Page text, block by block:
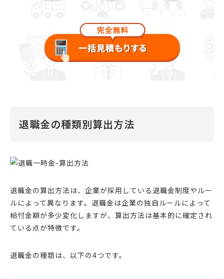
退職金の種類別算出方法
退職金の算出方法は、企業が採用している退職金制度やルー
ルによって異なります。退職金は企業の独自ルールによって
給付金額が多少変化しますが、算出方法は基本的に確定され
ている点が特徴です。
退職金の種類は、以下の4つです。